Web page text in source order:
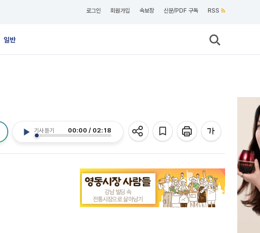
로그인 회원가입 속보창 신문/PDF 구독 RSS
일반
기사 듣기 00:00 / 02:18